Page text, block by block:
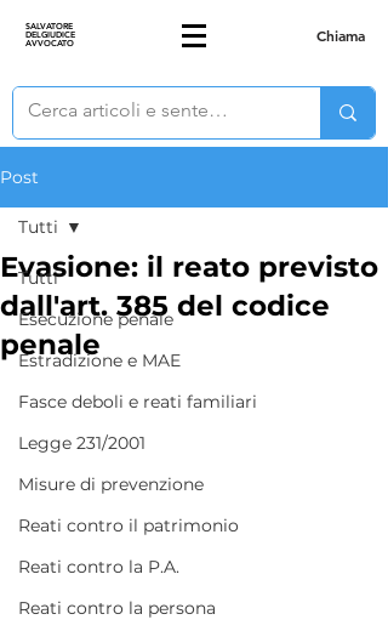
SALVATORE
DELGIUDICE
AVVOCATO Chiama
Post
Tutti
Esecuzione penale
Estradizione e MAE
Fasce deboli e reati familiari
Legge 231/2001
Misure di prevenzione
Reati contro il patrimonio
Reati contro la P.A.
Reati contro la persona
Tutti
Evasione: il reato previsto
dall'art. 385 del codice
penale